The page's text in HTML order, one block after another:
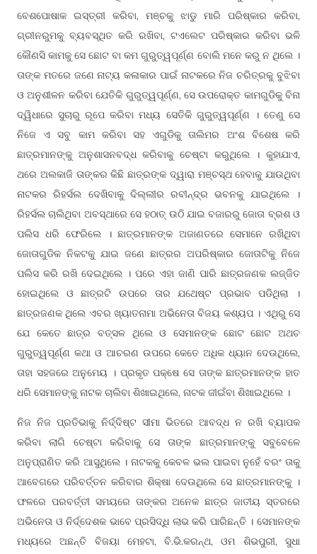
ବେଶପୋଷାକ ଇସ୍ତ୍ରୀ କରିବା, ମଞ୍ଚକୁ ଝାଡୁ ମାରି ପରିଷ୍କାର କରିବା,
ଗ୍ରୀନରୁମକୁ ବ୍ୟବସ୍ଥିତ କରି ରଖିବା, ଟଏଲେଟ ପରିଷ୍କାର କରିବା ଭଳି
କୌଣସି କାମକୁ ସେ ଛୋଟ ବା କମ ଗୁରୁତ୍ୱପୂର୍ଣ୍ଣ ବୋଲି ମନେ କରୁ ନ ଥିଲେ ।
ତାଙ୍କ ମତରେ ଜଣେ ନାଟ୍ୟ କଳାକାର ପାଇଁ ନାଟକରେ ନିଜ ଚରିତ୍ରକୁ ବୁଝିବା
ଓ ଅନୁଶୀଳନ କରିବା ଯେତିକି ଗୁରୁତ୍ୱପୂର୍ଣ୍ଣ, ସେ ଉପରୋକ୍ତ କାମଗୁଡିକୁ ବିନା
ଦ୍ୱିଧାରେ ସୁଚାରୁ ରୂପେ କରିବା ମଧ୍ୟ ସେତିକି ଗୁରୁତ୍ୱପୂର୍ଣ୍ଣ । ତେଣୁ ସେ
ନିଜେ ଏ ସବୁ କାମ କରିବା ସହ ଏଗୁଡିକୁ ତାଲିମର ଅଂଶ ବିଶେଷ କରି
ଛାତ୍ରମାନଙ୍କୁ ଅନୁଶାସନବଦ୍ଧ କରିବାକୁ ଚେଷ୍ଟା କରୁଥିଲେ । କୁହାଯାଏ,
ଥରେ ଅଲକାଜି ତାଙ୍କର କିଛି ଛାତ୍ରଙ୍କ ଦ୍ୱାରା ମଞ୍ଚସ୍ଥ ହେବାକୁ ଯାଉଥିବା
ନାଟକର ରିହର୍ସଲ ଦେଖିବାକୁ ଦିଲ୍ଲୀର ରବୀନ୍ଦ୍ର ଭବନକୁ ଯାଇଥିଲେ ।
ରିହର୍ସଲ ଚାଲିଥିବା ଅବସ୍ଥାରେ ସେ ହଠାତ୍ ଉଠି ଯାଇ ବଜାରରୁ ଜୋତା ବ୍ରଶ ଓ
ପଲିସ ଧରି ଫେରିଲେ । ଛାତ୍ରମାନଙ୍କ ଅଜାଣତରେ ସେମାନେ ରଖିଥିବା
ଜୋତାଗୁଡିକ ନିକଟକୁ ଯାଇ ଜଣେ ଛାତ୍ରର ଅପରିଷ୍କାର ଜୋତାଟିକୁ ନିଜେ
ପଲିସ କରି ରଖି ଦେଇଥିଲେ । ପରେ ଏହା ଜାଣି ପାରି ଛାତ୍ରଜଣକ ଲଜ୍ଜିତ
ହୋଇଥିଲେ ଓ ଛାତ୍ରଟି ଉପରେ ତାର ଯଥେଷ୍ଟ ପ୍ରଭାବ ପଡିଥିଲା ।
ଛାତ୍ରଜଣକ ଥିଲେ ଏବର ଖ୍ୟାତନାମା ଅଭିନେତା ବିଜୟ କଶ୍ୟପ । ଏଥିରୁ ସେ
ଯେ କେତେ ଛାତ୍ର ବତ୍ସଳ ଥିଲେ ଓ ସେମାନଙ୍କ ଛୋଟ ଛୋଟ ଅଥଚ
ଗୁରୁତ୍ୱପୂର୍ଣ୍ଣ କଥା ଓ ଆଚରଣ ଉପରେ କେତେ ଅଧିକ ଧ୍ୟାନ ଦେଉଥିଲେ,
ତାହା ସହଜରେ ଅନୁମେୟ । ପ୍ରକୃତ ପକ୍ଷେ ସେ ତାଙ୍କ ଛାତ୍ରମାନଙ୍କ ହାତ
ଧରି ସେମାନଙ୍କୁ ନାଟକ ଚାଲିବା ଶିଖାଇଥିଲେ, ନାଟକ ଜୀଇଁବା ଶିଖାଇଥିଲେ ।
ନିଜ ନିଜ ପ୍ରତିଭାକୁ ନିର୍ଦ୍ଦିଷ୍ଟ ସୀମା ଭିତରେ ଆବଦ୍ଧ ନ ରଖି ବ୍ୟାପକ
କରିବା ଲାଗି ଚେଷ୍ଟା କରିବାକୁ ସେ ତାଙ୍କ ଛାତ୍ରମାନଙ୍କୁ ସବୁବେଳେ
ଅନୁପ୍ରାଣିତ କରି ଆସୁଥିଲେ । ନାଟକକୁ କେବଳ ଭଲ ପାଇବା ନୁହେଁ ବରଂ ତାକୁ
ଆବେଗରେ ପରିବର୍ତ୍ତନ କରିବାର ଶିକ୍ଷା ଦେଉଥିଲେ ସେ ଛାତ୍ରମାନଙ୍କୁ ।
ଫଳରେ ପରବର୍ତ୍ତୀ ସମୟରେ ତାଙ୍କର ଅନେକ ଛାତ୍ର ଜାତୀୟ ସ୍ତରରେ
ଅଭିନେତା ଓ ନିର୍ଦ୍ଦେଶକ ଭାବେ ପ୍ରସିଦ୍ଧି ଲାଭ କରି ପାରିଛନ୍ତି । ସେମାନଙ୍କ
ମଧ୍ୟରେ ଅଛନ୍ତି ବିଜୟା ମେହଟା, ବି.ଭି.କରନ୍ଥ, ଓମ ଶିଭପୁରୀ, ସୁଧା